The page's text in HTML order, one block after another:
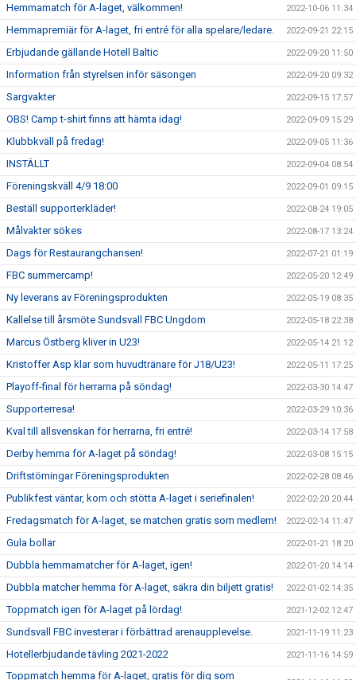
Hemmamatch för A-laget, välkommen! 2022-10-06 11:34
Hemmapremiär för A-laget, fri entré för alla spelare/ledare. 2022-09-21 22:15
Erbjudande gällande Hotell Baltic 2022-09-20 11:50
Information från styrelsen inför säsongen 2022-09-20 09:32
Sargvakter 2022-09-15 17:57
OBS! Camp t-shirt finns att hämta idag! 2022-09-09 15:29
Klubbkväll på fredag! 2022-09-05 11:36
INSTÄLLT 2022-09-04 08:54
Föreningskväll 4/9 18:00 2022-09-01 09:15
Beställ supporterkläder! 2022-08-24 19:05
Målvakter sökes 2022-08-17 13:24
Dags för Restaurangchansen! 2022-07-21 01:19
FBC summercamp! 2022-05-20 12:49
Ny leverans av Föreningsprodukten 2022-05-19 08:35
Kallelse till årsmöte Sundsvall FBC Ungdom 2022-05-18 22:38
Marcus Östberg kliver in U23! 2022-05-14 21:12
Kristoffer Asp klar som huvudtränare för J18/U23! 2022-05-11 17:25
Playoff-final för herrarna på söndag! 2022-03-30 14:47
Supporterresa! 2022-03-29 10:36
Kval till allsvenskan för herrarna, fri entré! 2022-03-14 17:58
Derby hemma för A-laget på söndag! 2022-03-08 15:15
Driftstörningar Föreningsprodukten 2022-02-28 08:46
Publikfest väntar, kom och stötta A-laget i seriefinalen! 2022-02-20 20:44
Fredagsmatch för A-laget, se matchen gratis som medlem! 2022-02-14 11:47
Gula bollar 2022-01-21 18:20
Dubbla hemmamatcher för A-laget, igen! 2022-01-20 14:14
Dubbla matcher hemma för A-laget, säkra din biljett gratis! 2022-01-02 14:35
Toppmatch igen för A-laget på lördag! 2021-12-02 12:47
Sundsvall FBC investerar i förbättrad arenaupplevelse. 2021-11-19 11:23
Hotellerbjudande tävling 2021-2022 2021-11-16 14:59
Toppmatch hemma för A-laget, gratis för dig som